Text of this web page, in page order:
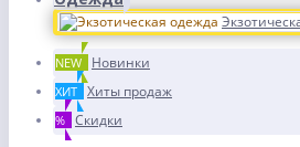
NEW Новинки
ХИТ Хиты продаж
% Скидки